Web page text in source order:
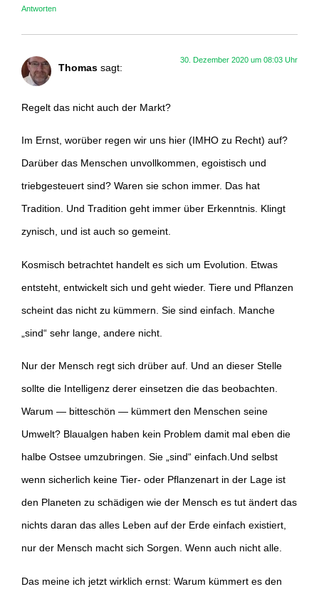
Antworten
Thomas sagt:
30. Dezember 2020 um 08:03 Uhr
Regelt das nicht auch der Markt?
Im Ernst, worüber regen wir uns hier (IMHO zu Recht) auf?
Darüber das Menschen unvollkommen, egoistisch und
triebgesteuert sind? Waren sie schon immer. Das hat
Tradition. Und Tradition geht immer über Erkenntnis. Klingt
zynisch, und ist auch so gemeint.
Kosmisch betrachtet handelt es sich um Evolution. Etwas
entsteht, entwickelt sich und geht wieder. Tiere und Pflanzen
scheint das nicht zu kümmern. Sie sind einfach. Manche
„sind“ sehr lange, andere nicht.
Nur der Mensch regt sich drüber auf. Und an dieser Stelle
sollte die Intelligenz derer einsetzen die das beobachten.
Warum — bitteschön — kümmert den Menschen seine
Umwelt? Blaualgen haben kein Problem damit mal eben die
halbe Ostsee umzubringen. Sie „sind“ einfach.Und selbst
wenn sicherlich keine Tier- oder Pflanzenart in der Lage ist
den Planeten zu schädigen wie der Mensch es tut ändert das
nichts daran das alles Leben auf der Erde einfach existiert,
nur der Mensch macht sich Sorgen. Wenn auch nicht alle.
Das meine ich jetzt wirklich ernst: Warum kümmert es den